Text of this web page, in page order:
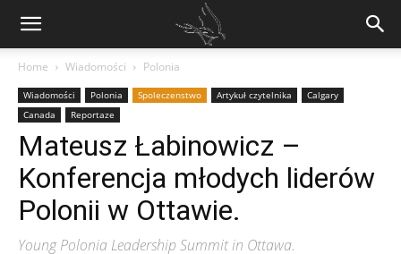
Home Wiadomości Polonia
Wiadomości Polonia Spoleczenstwo Artykuł czytelnika
Calgary
Canada
Reportaze
Mateusz Łabinowicz –
Konferencja młodych liderów
Polonii w Ottawie.
Young Polonia Leadership Summit in Ottawa.